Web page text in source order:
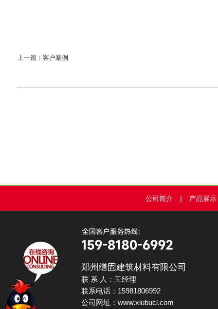
上一篇： 客户案例
公司简介 | 产品展示
郑州缮固建筑材料有限公司
联 系 人：王经理
联系电话：15981806992
公司网址：www.xiubucl.com